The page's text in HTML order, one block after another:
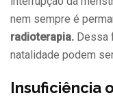
nem sempre é
radioterapia. Dessa
natalidade podem
Insuficiência